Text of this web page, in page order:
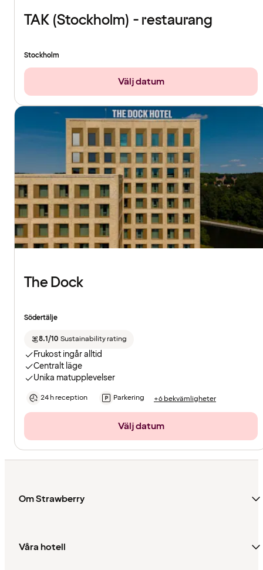
TAK (Stockholm) - restaurang
Stockholm
Välj datum
The Dock
Södertälje
8.1/10 Sustainability rating
Frukost ingår alltid
Centralt läge
Unika matupplevelser
24 h reception Parkering +6 bekvämligheter
Välj datum
Om Strawberry
Våra hotell